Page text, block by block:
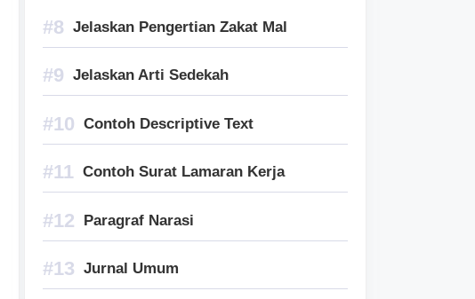
Jelaskan Pengertian Zakat Mal
Jelaskan Arti Sedekah
Contoh Descriptive Text
Contoh Surat Lamaran Kerja
Paragraf Narasi
Jurnal Umum